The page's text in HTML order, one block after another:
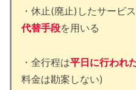
・休止(廃止)したサービ
代替手段を用いる
・全行程は平日に行われ
料金は勘案しない)